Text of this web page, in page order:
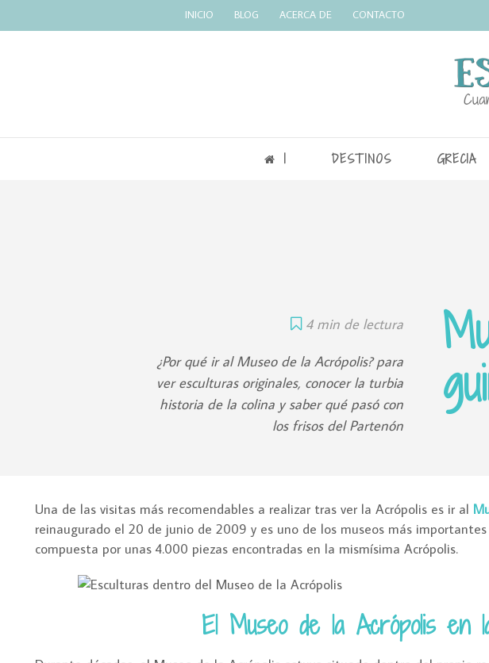
INICIO BLOG ACERCA DE CONTACTO
| DESTINOS GRECIA
4 min de lectura
¿Por qué ir al Museo de la Acrópolis? para
ver esculturas originales, conocer la turbia
historia de la colina y saber qué pasó con
los frisos del Partenón
Una de las visitas más recomendables a realizar tras ver la Acrópolis es ir al
reinaugurado el 20 de junio de 2009 y es uno de los museos más
compuesta por unas 4.000 piezas encontradas en la mismísima Acrópolis.
El Museo de la Acrópolis en